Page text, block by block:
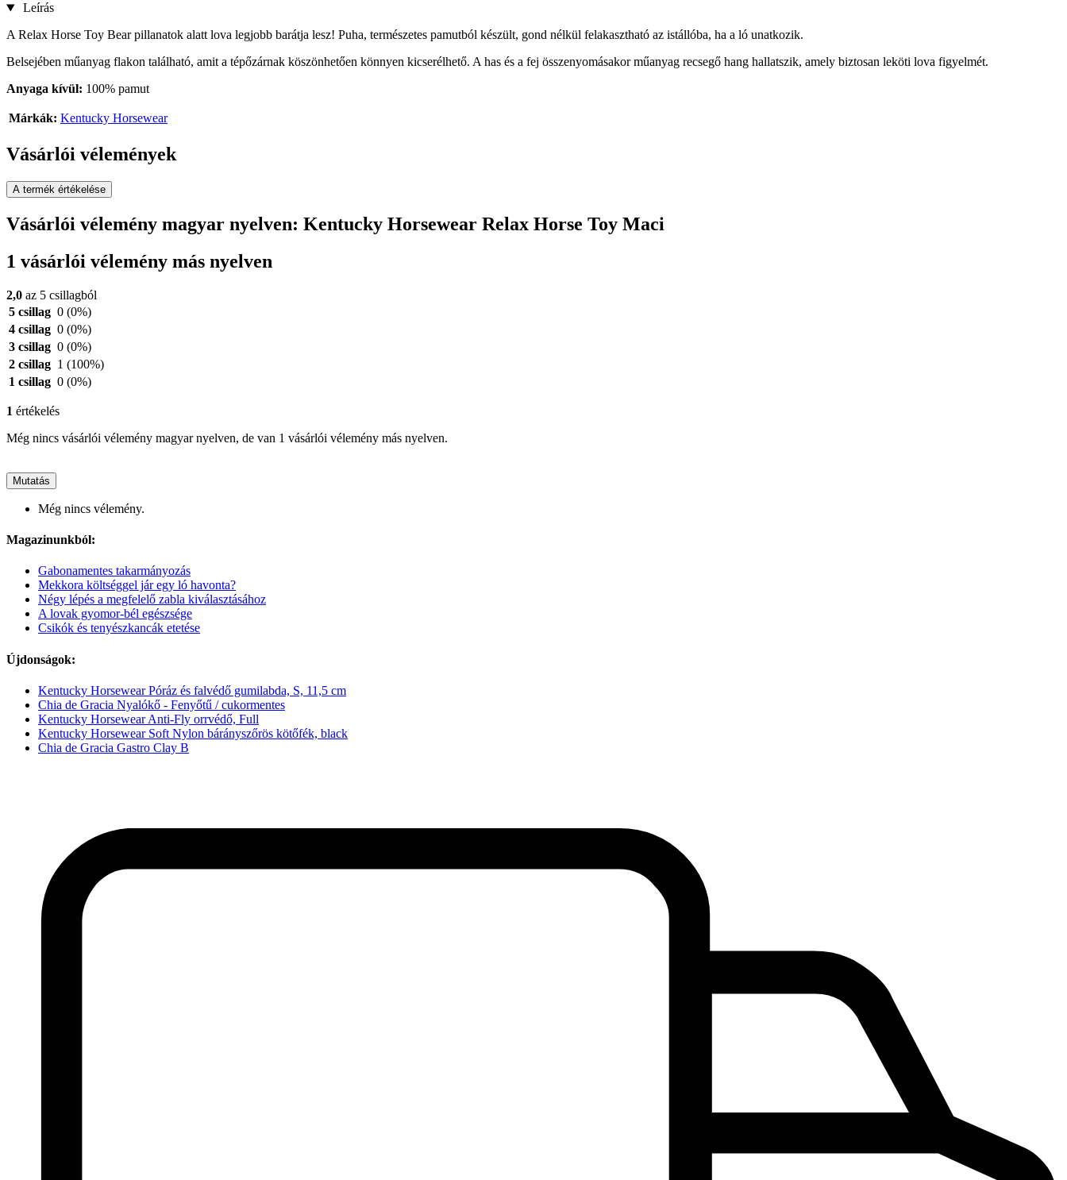
Leírás
A Relax Horse Toy Bear pillanatok alatt lova legjobb barátja lesz! Puha, természetes pamutból készült, gond nélkül felakasztható az istállóba, ha a ló unatkozik.
Belsejében műanyag flakon található, amit a tépőzárnak köszönhetően könnyen kicserélhető. A has és a fej összenyomásakor műanyag recsegő hang hallatszik, amely biztosan leköti lova figyelmét.
Anyaga kívül: 100% pamut
Márkák: Kentucky Horsewear
Vásárlói vélemények
A termék értékelése
Vásárlói vélemény magyar nyelven: Kentucky Horsewear Relax Horse Toy Maci
1 vásárlói vélemény más nyelven
2,0 az 5 csillagból
5 csillag 0 (0%)
4 csillag 0 (0%)
3 csillag 0 (0%)
2 csillag 1 (100%)
1 csillag 0 (0%)
1 értékelés
Még nincs vásárlói vélemény magyar nyelven, de van 1 vásárlói vélemény más nyelven.
Mutatás
Még nincs vélemény.
Magazinunkból:
Gabonamentes takarmányozás
Mekkora költséggel jár egy ló havonta?
Négy lépés a megfelelő zabla kiválasztásához
A lovak gyomor-bél egészsége
Csikók és tenyészkancák etetése
Újdonságok:
Kentucky Horsewear Póráz és falvédő gumilabda, S, 11,5 cm
Chia de Gracia Nyalókő - Fenyőtű / cukormentes
Kentucky Horsewear Anti-Fly orrvédő, Full
Kentucky Horsewear Soft Nylon bárányszőrös kötőfék, black
Chia de Gracia Gastro Clay B